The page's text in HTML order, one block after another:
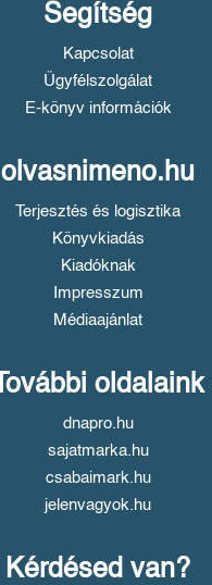
Segítség
Kapcsolat
Ügyfélszolgálat
E-könyv információk
olvasnimeno.hu
Terjesztés és logisztika
Könyvkiadás
Kiadóknak
Impresszum
Médiaajánlat
További oldalaink
dnapro.hu
sajatmarka.hu
csabaimark.hu
jelenvagyok.hu
Kérdésed van?